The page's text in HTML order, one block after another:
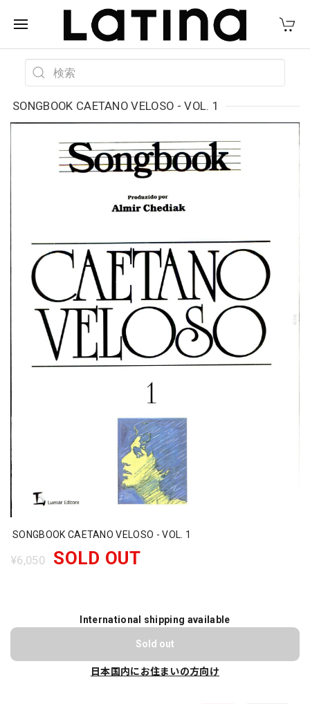
SONGBOOK CAETANO VELOSO - VOL. 1
SONGBOOK CAETANO VELOSO - VOL. 1
¥6,050 SOLD OUT
International shipping available
Sold out
日本国内にお住まいの方向け